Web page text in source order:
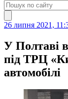
26 липня 2021,
У Полтаві
під ТРЦ
автомобілі